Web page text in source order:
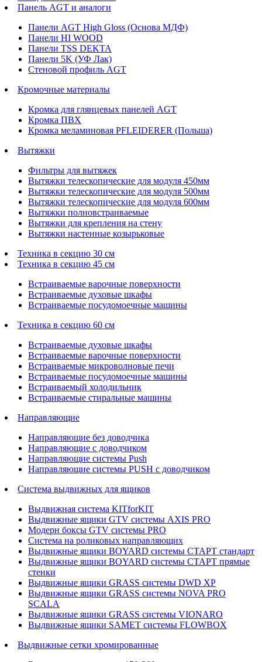
Панель AGT и аналоги
Панели AGT High Gloss (Основа МДФ)
Панели HI WOOD
Панели TSS DEKTA
Панели 5K (УФ Лак)
Стеновой профиль AGT
Кромочные материалы
Кромка для глянцевых панелей AGT
Кромка ПВХ
Кромка меламиновая PFLEIDERER (Польша)
Вытяжки
Фильтры для вытяжек
Вытяжки телескопические для модуля 450мм
Вытяжки телескопические для модуля 500мм
Вытяжки телескопические для модуля 600мм
Вытяжки полновстраиваемые
Вытяжки для крепления на стену
Вытяжки настенные козырьковые
Техника в секцию 30 см
Техника в секцию 45 см
Встраиваемые варочные поверхности
Встраиваемые духовые шкафы
Встраиваемые посудомоечные машины
Техника в секцию 60 см
Встраиваемые духовые шкафы
Встраиваемые варочные поверхности
Встраиваемые микроволновые печи
Встраиваемые посудомоечные машины
Встраиваемый холодильник
Встраиваемые стиральные машины
Направляющие
Направляющие без доводчика
Направляющие с доводчиком
Направляющие системы Push
Направляющие системы PUSH с доводчиком
Система выдвижных для ящиков
Выдвижная система KITforKIT
Выдвижные ящики GTV системы AXIS PRO
Модерн боксы GTV системы PRO
Система на роликовых направляющих
Выдвижные ящики BOYARD системы СТАРТ стандарт
Выдвижные ящики BOYARD системы СТАРТ прямые
стенки
Выдвижные ящики GRASS системы DWD XP
Выдвижные ящики GRASS системы NOVA PRO
SCALA
Выдвижные ящики GRASS системы VIONARO
Выдвижные ящики SAMET системы FLOWBOX
Выдвижные сетки хромированные